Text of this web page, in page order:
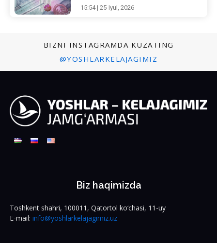
15:54 | 25-Iyul, 2026
BIZNI INSTAGRAMDA KUZATING
@YOSHLARKELAJAGIMIZ
Biz haqimizda
Toshkent shahri, 100011, Qatortol ko‘chasi, 11-uy
E-mail: info@yoshlarkelajagimiz.uz